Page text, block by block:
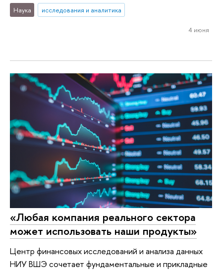
Наука исследования и аналитика
4 июня
«Любая компания реального сектора
может использовать наши продукты»
Центр финансовых исследований и анализа данных
НИУ ВШЭ сочетает фундаментальные и прикладные